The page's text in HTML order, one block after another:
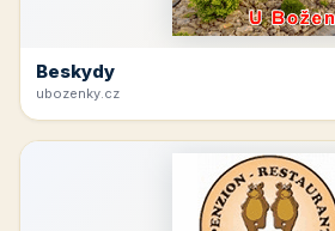
Beskydy
ubozenky.cz